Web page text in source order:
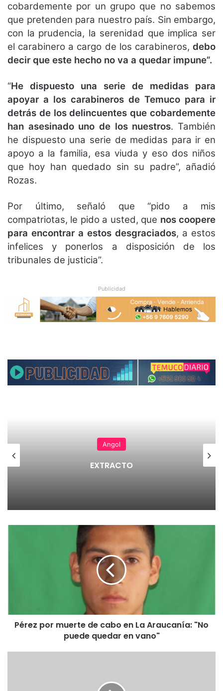
cobardemente por un grupo que no sabemos
que pretenden para nuestro país. Sin embargo,
con la prudencia, la serenidad que implica ser
el carabinero a cargo de los carabineros, debo
decir que este hecho no va a quedar impune”.
“He dispuesto una serie de medidas para
apoyar a los carabineros de Temuco para ir
detrás de los delincuentes que cobardemente
han asesinado uno de los nuestros. También
he dispuesto una serie de medidas para ir en
apoyo a la familia, esa viuda y eso dos niños
que hoy han quedado sin su padre”, añadió
Rozas.
Por último, señaló que “pido a mis
compatriotas, le pido a usted, que nos coopere
para encontrar a estos desgraciados, a estos
infelices y ponerlos a disposición de los
tribunales de justicia”.
Publicidad
Angol
EXTRACTO
m
Pérez por muerte de cabo en La Araucanía: "No
puede quedar en vano"